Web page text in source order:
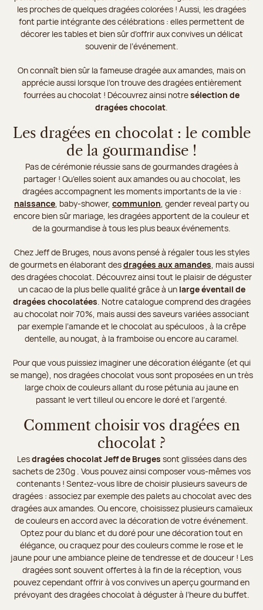
les proches de quelques dragées colorées ! Aussi, les dragées
font partie intégrante des célébrations : elles permettent de
décorer les tables et bien sûr d’offrir aux convives un délicat
souvenir de l’événement.
On connaît bien sûr la fameuse dragée aux amandes, mais on
apprécie aussi lorsque l’on trouve des dragées entièrement
fourrées au chocolat ! Découvrez ainsi notresélection de
dragées chocolat.
Les dragées en chocolat : le comble
de la gourmandise !
Pas de cérémonie réussie sans de gourmandes dragées à
partager ! Qu’elles soient aux amandes ou au chocolat, les
dragées accompagnent les moments importants de la vie :
naissance, baby-shower, communion, gender reveal party ou
encore bien sûr mariage, les dragées apportent de la couleur et
de la gourmandise à tous les plus beaux événements.
Chez Jeff de Bruges, nous avons pensé à régaler tous les styles
de gourmets en élaborant desdragées aux amandes, mais aussi
des dragées chocolat. Découvrez ainsi tout le plaisir de déguster
un cacao de la plus belle qualité grâce à un large éventail de
dragées chocolatées. Notre catalogue comprend des dragées
au chocolat noir 70%, mais aussi des saveurs variées associant
par exemple l’amande et le chocolat au spéculoos , à la crêpe
dentelle, au nougat, à la framboise ou encore au caramel.
Pour que vous puissiez imaginer une décoration élégante (et qui
se mange), nos dragées chocolat vous sont proposées en un très
large choix de couleurs allant du rose pétunia au jaune en
passant le vert tilleul ou encore le doré et l’argenté.
Comment choisir vos dragées en
chocolat ?
Lesdragées chocolat Jeff de Bruges sont glissées dans des
sachets de 230g . Vous pouvez ainsi composer vous-mêmes vos
contenants ! Sentez-vous libre de choisir plusieurs saveurs de
dragées : associez par exemple des palets au chocolat avec des
dragées aux amandes. Ou encore, choisissez plusieurs camaïeux
de couleurs en accord avec la décoration de votre événement.
Optez pour du blanc et du doré pour une décoration tout en
élégance, ou craquez pour des couleurs comme le rose et le
jaune pour une ambiance pleine de tendresse et de douceur ! Les
dragées sont souvent offertes à la fin de la réception, vous
pouvez cependant offrir à vos convives un aperçu gourmand en
prévoyant des dragées chocolat à déguster à l’heure du buffet.